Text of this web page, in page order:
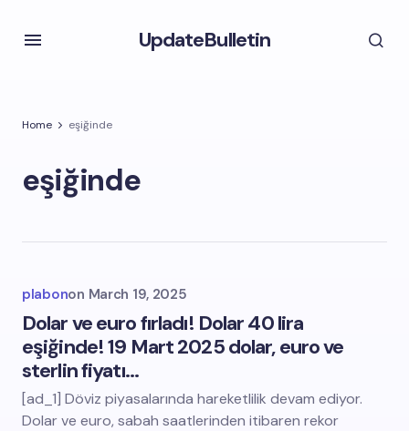
UpdateBulletin
Home eşiğinde
eşiğinde
plabonon March 19, 2025
Dolar ve euro fırladı! Dolar 40 lira
eşiğinde! 19 Mart 2025 dolar, euro ve
sterlin fiyatı…
[ad_1] Döviz piyasalarında hareketlilik devam ediyor.
Dolar ve euro, sabah saatlerinden itibaren rekor